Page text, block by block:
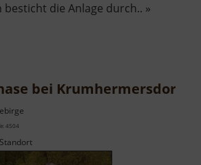
die Anlage durch.. »
bei Krumhermersdorf
4504